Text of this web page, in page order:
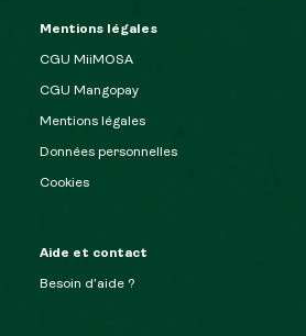
Mentions légales
CGU MiiMOSA
CGU Mangopay
Mentions légales
Données personnelles
Cookies
Aide et contact
Besoin d’aide ?